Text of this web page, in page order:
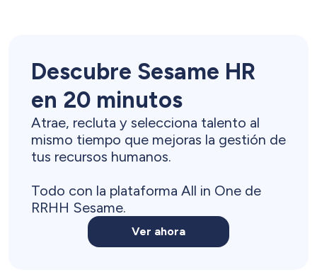
Descubre Sesame HR
en 20 minutos
Atrae, recluta y selecciona talento al
mismo tiempo que mejoras la gestión de
tus recursos humanos.
Todo con la plataforma All in One de
RRHH Sesame.
Ver ahora